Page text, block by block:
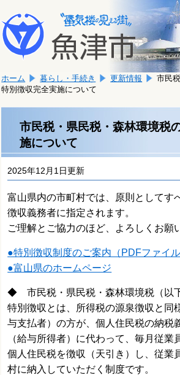
文
へ
移
ま
す。
こ
か
文
で
す。
ホーム 暮らし・手続き 更新情報
市民
特別徴収完全実施について
市民税・県民税・森林環境税
施について
2025年12月1日更新
富山県内の市町村では、原則としてす
徴収義務者に指定されます。
ご理解とご協力のほど、よろしくお願
●特別徴収制度のご案内（PDFファイル
●富山県のホームページ
◆ 市民税・県民税・森林環境税（以
特別徴収とは、所得税の源泉徴収と同
与支払者）の方が、個人住民税の納税
（給与所得者）に代わって、毎月従業
個人住民税を徴収（天引き）し、従業
村に納入していただく制度です。